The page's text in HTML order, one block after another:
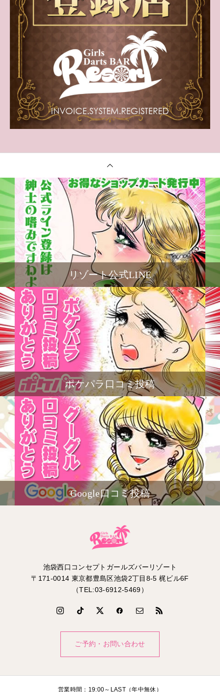
リゾート公式LINE
ポケパラ口コミ投稿
Google口コミ投稿
池袋西口コンセプトガールズバーリゾート
〒171-0014 東京都豊島区池袋2丁目8-5 梶ビル6F
（TEL:03-6912-5469）
ご予約・お問い合わせ
営業時間：19:00～LAST（年中無休）